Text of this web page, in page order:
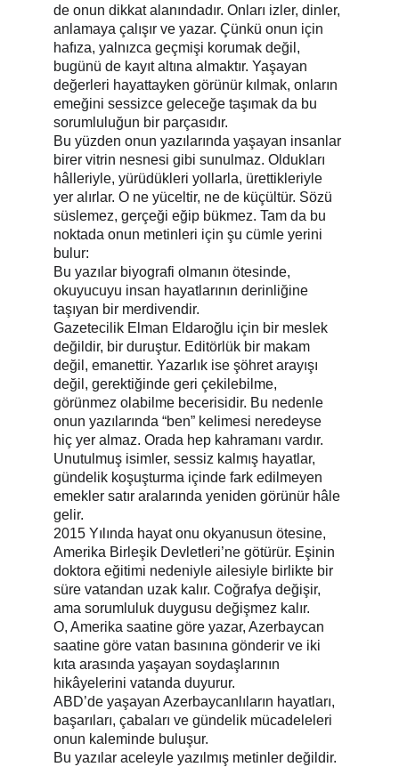
de onun dikkat alanındadır. Onları izler, dinler,
anlamaya çalışır ve yazar. Çünkü onun için
hafıza, yalnızca geçmişi korumak değil,
bugünü de kayıt altına almaktır. Yaşayan
değerleri hayattayken görünür kılmak, onların
emeğini sessizce geleceğe taşımak da bu
sorumluluğun bir parçasıdır.
Bu yüzden onun yazılarında yaşayan insanlar
birer vitrin nesnesi gibi sunulmaz. Oldukları
hâlleriyle, yürüdükleri yollarla, ürettikleriyle
yer alırlar. O ne yüceltir, ne de küçültür. Sözü
süslemez, gerçeği eğip bükmez. Tam da bu
noktada onun metinleri için şu cümle yerini
bulur:
Bu yazılar biyografi olmanın ötesinde,
okuyucuyu insan hayatlarının derinliğine
taşıyan bir merdivendir.
Gazetecilik Elman Eldaroğlu için bir meslek
değildir, bir duruştur. Editörlük bir makam
değil, emanettir. Yazarlık ise şöhret arayışı
değil, gerektiğinde geri çekilebilme,
görünmez olabilme becerisidir. Bu nedenle
onun yazılarında “ben” kelimesi neredeyse
hiç yer almaz. Orada hep kahramanı vardır.
Unutulmuş isimler, sessiz kalmış hayatlar,
gündelik koşuşturma içinde fark edilmeyen
emekler satır aralarında yeniden görünür hâle
gelir.
2015 Yılında hayat onu okyanusun ötesine,
Amerika Birleşik Devletleri’ne götürür. Eşinin
doktora eğitimi nedeniyle ailesiyle birlikte bir
süre vatandan uzak kalır. Coğrafya değişir,
ama sorumluluk duygusu değişmez kalır.
O, Amerika saatine göre yazar, Azerbaycan
saatine göre vatan basınına gönderir ve iki
kıta arasında yaşayan soydaşlarının
hikâyelerini vatanda duyurur.
ABD’de yaşayan Azerbaycanlıların hayatları,
başarıları, çabaları ve gündelik mücadeleleri
onun kaleminde buluşur.
Bu yazılar aceleyle yazılmış metinler değildir.